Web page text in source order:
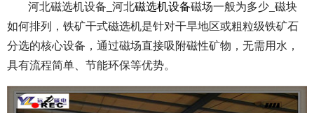
河北磁选机设备_河北磁选机设备磁场一般为多少_磁块
如何排列，铁矿干式磁选机是针对干旱地区或粗粒级铁矿石
分选的核心设备，通过磁场直接吸附磁性矿物，无需用水，
具有流程简单、节能环保等优势。